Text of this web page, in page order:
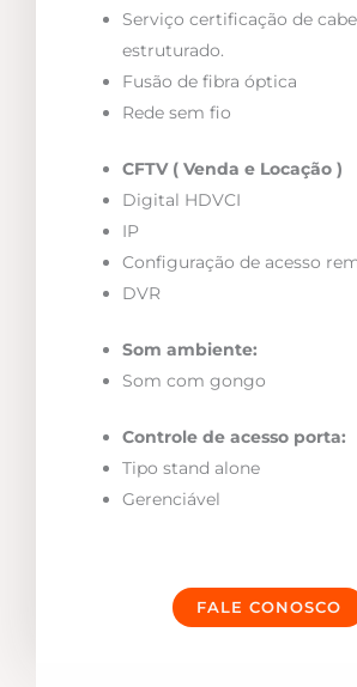
Serviço certificação de
estruturado.
Fusão de fibra óptica
Rede sem fio
CFTV ( Venda e Locação )
Digital HDVCI
IP
Configuração de acesso
DVR
Som ambiente:
Som com gongo
Controle de acesso porta:
Tipo stand alone
Gerenciável
FALE CONOSCO